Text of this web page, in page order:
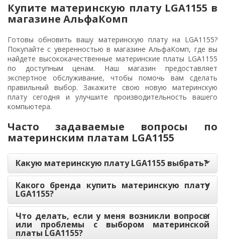
Купите материнскую плату LGA1155 в
магазине АльфаКомп
Готовы обновить вашу материнскую плату на LGA1155?
Покупайте с уверенностью в магазине АльфаКомп, где вы
найдете высококачественные материнские платы LGA1155
по доступным ценам. Наш магазин предоставляет
экспертное обслуживание, чтобы помочь вам сделать
правильный выбор. Закажите свою новую материнскую
плату сегодня и улучшите производительность вашего
компьютера.
Часто задаваемые вопросы по
материнским платам LGA1155
Какую материнскую плату LGA1155 выбрать?
Какого бренда купить материнскую плату
LGA1155?
Что делать, если у меня возникли вопросы
или проблемы с выбором материнской
платы LGA1155?